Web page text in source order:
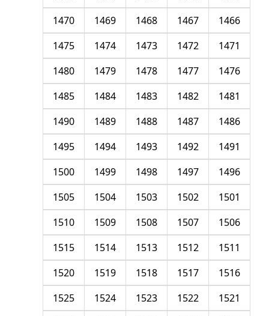
1466
1467
1468
1469
1470
1471
1472
1473
1474
1475
1476
1477
1478
1479
1480
1481
1482
1483
1484
1485
1486
1487
1488
1489
1490
1491
1492
1493
1494
1495
1496
1497
1498
1499
1500
1501
1502
1503
1504
1505
1506
1507
1508
1509
1510
1511
1512
1513
1514
1515
1516
1517
1518
1519
1520
1521
1522
1523
1524
1525